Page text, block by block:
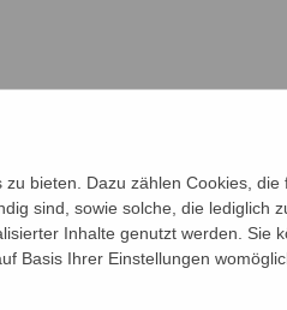
bieten. Dazu zählen Cookies,
sind, sowie solche, die lediglich
Inhalte genutzt werden. Sie
Basis Ihrer Einstellungen